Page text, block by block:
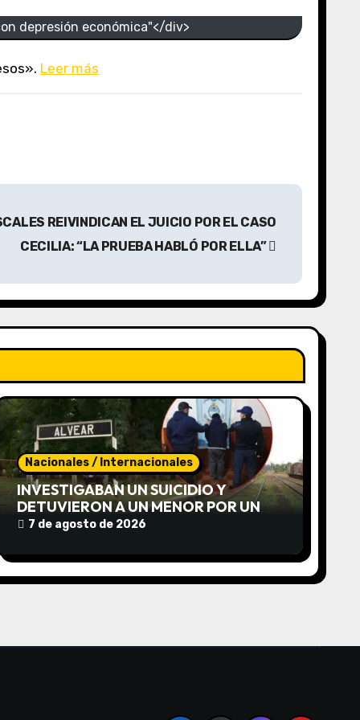
depresión económica"</div>
Leer más
REIVINDICAN EL JUICIO POR EL CASO
CECILIA: “LA PRUEBA HABLÓ POR ELLA”
Nacionales / Internacionales
INVESTIGABAN UN SUICIDIO Y
DETUVIERON A UN MENOR POR UN
«ATROZ» HOMICIDIO DE UNA JOVEN
7 de agosto de 2026